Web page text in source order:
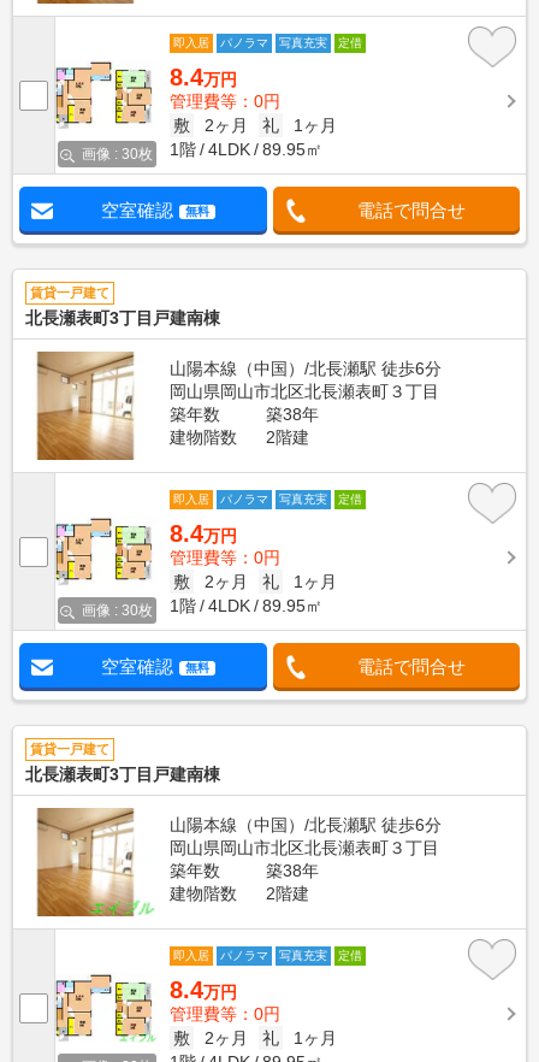
画像 : 30枚
即入居 パノラマ 写真充実 定借
8.4万円
管理費等：0円
敷
2ヶ月 礼
1ヶ月
1階
4LDK 89.95㎡
空室確認 無料 電話で問合せ
賃貸一戸建て
北長瀬表町3丁目戸建南棟
山陽本線（中国）/北長瀬駅 徒歩6分
岡山県岡山市北区北長瀬表町３丁目
築年数
築38年
建物階数
2階建
画像 : 30枚
即入居 パノラマ 写真充実 定借
8.4万円
管理費等：0円
敷
2ヶ月 礼
1ヶ月
1階
4LDK 89.95㎡
空室確認 無料 電話で問合せ
賃貸一戸建て
北長瀬表町3丁目戸建南棟
山陽本線（中国）/北長瀬駅 徒歩6分
岡山県岡山市北区北長瀬表町３丁目
築年数
築38年
建物階数
2階建
即入居 パノラマ 写真充実 定借
8.4万円
管理費等：0円
敷
2ヶ月 礼
1ヶ月